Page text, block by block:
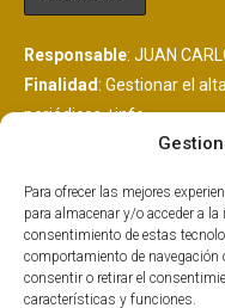
Para ofrecer las mejores
para almacenar y/o acceder a
consentimiento de estas
comportamiento de
consentir o retirar el
características y funciones.
Responsable: JUAN
Finalidad: Gestionar el
periódicos+info
:
de envío de boletines
PrivacyShield.+info
Derechos: Tiene
aquí.+info